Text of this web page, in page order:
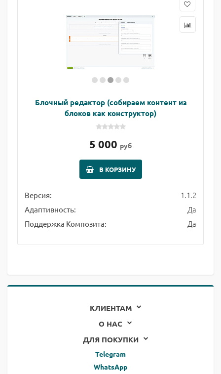
Блочный редактор (собираем контент из
блоков как конструктор)
5 000 руб
В КОРЗИНУ
Версия: 1.1.2
Адаптивность: Да
Поддержка Композита: Да
КЛИЕНТАМ
О НАС
ДЛЯ ПОКУПКИ
Telegram
WhatsApp